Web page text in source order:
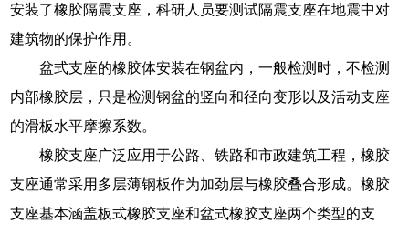
安装了橡胶隔震支座，科研人员要测试隔震支座在地震中对
建筑物的保护作用。
盆式支座的橡胶体安装在钢盆内，一般检测时，不检测
内部橡胶层，只是检测钢盆的竖向和径向变形以及活动支座
的滑板水平摩擦系数。
橡胶支座广泛应用于公路、铁路和市政建筑工程，橡胶
支座通常采用多层薄钢板作为加劲层与橡胶叠合形成。橡胶
支座基本涵盖板式橡胶支座和盆式橡胶支座两个类型的支